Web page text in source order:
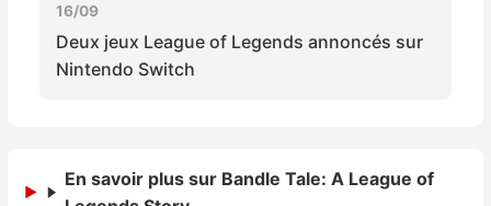
Sorties de jeux
Guides
16/09
Deux jeux League of Legends annoncés sur
Nintendo Switch
En savoir plus sur Bandle Tale: A League of